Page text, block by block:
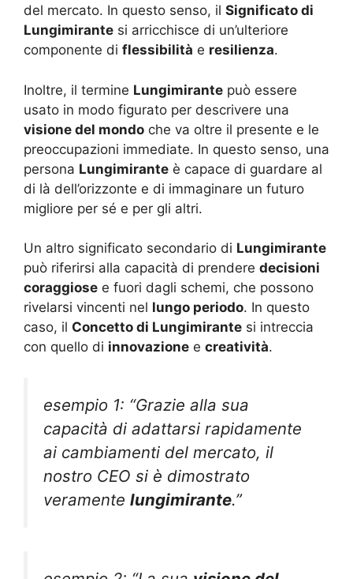
del mercato. In questo senso, il Significato di
Lungimirante si arricchisce di un’ulteriore
componente di flessibilità e resilienza.
Inoltre, il termine Lungimirante può essere
usato in modo figurato per descrivere una
visione del mondo che va oltre il presente e le
preoccupazioni immediate. In questo senso, una
persona Lungimirante è capace di guardare al
di là dell’orizzonte e di immaginare un futuro
migliore per sé e per gli altri.
Un altro significato secondario di Lungimirante
può riferirsi alla capacità di prendere decisioni
coraggiose e fuori dagli schemi, che possono
rivelarsi vincenti nel lungo periodo. In questo
caso, il Concetto di Lungimirante si intreccia
con quello di innovazione e creatività.
esempio 1: “Grazie alla sua
capacità di adattarsi rapidamente
ai cambiamenti del mercato, il
nostro CEO si è dimostrato
veramente lungimirante.”